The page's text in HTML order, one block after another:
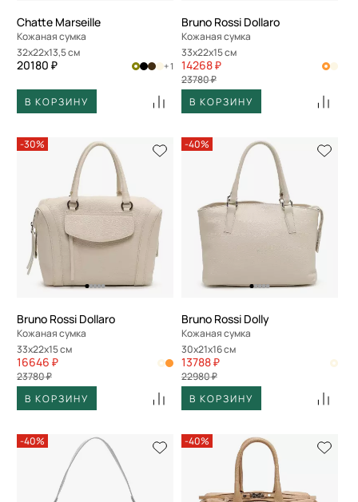
Chatte Marseille
Кожаная сумка
32x22x13,5 см
20180 ₽ + 1
В КОРЗИНУ
Bruno Rossi Dollaro
Кожаная сумка
33x22x15 см
14268 ₽
23780 ₽
В КОРЗИНУ
-30%
Bruno Rossi Dollaro
Кожаная сумка
33x22x15 см
16646 ₽
23780 ₽
В КОРЗИНУ
-40%
Bruno Rossi Dolly
Кожаная сумка
30x21x16 см
13788 ₽
22980 ₽
В КОРЗИНУ
-40% -40%